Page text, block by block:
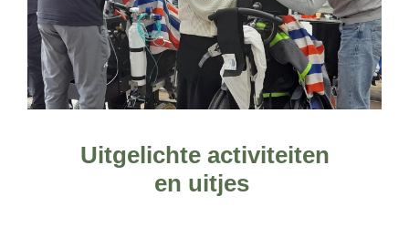
Uitgelichte activiteiten
en uitjes